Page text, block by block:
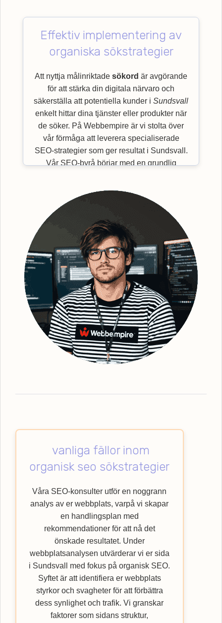
Effektiv implementering av
organiska sökstrategier
Att nyttja målinriktade sökord är avgörande
för att stärka din digitala närvaro och
säkerställa att potentiella kunder i Sundsvall
enkelt hittar dina tjänster eller produkter när
de söker. På Webbempire är vi stolta över
vår förmåga att leverera specialiserade
SEO-strategier som ger resultat i Sundsvall.
Vår SEO-byrå börjar med en grundlig
Genom en effektiv implementering av
organiska sökstrategier, säkerställer vi en
bättre synlighet för din webbplats. Efter
grundlig analys och identifiering av
strategiska sökord, optimerar vi din
webbplats - från text till struktur och
metadata. Detta gör att vi kan förbättra din
webbplats ranking och därmed också den
övergripande platsbaserade synligheten. Vi
ser till att erbjuda den mest effektiva
organiska SEO-tjänsten, oavsett vilka
lösningar du behöver. Webbempire
optimerar er digitala marknadsföring så att
din verksamhet står som ledande i SE-
med att lyfta din verksamhet till nya höjder
genom att nyttja vår specialistkompetens
inom SEO. Upptäck hur Webbempire kan
förbättra din webbplats ranking och nå ut till
en bredare kundkrets med vårSEO
vanliga fällor inom
organisk seo sökstrategier
Våra SEO-konsulter utför en noggrann
analys av er webbplats, varpå vi skapar
en handlingsplan med
rekommendationer för att nå det
önskade resultatet. Under
webbplatsanalysen utvärderar vi er sida
i Sundsvall med fokus på organisk SEO.
Syftet är att identifiera er webbplats
styrkor och svagheter för att förbättra
dess synlighet och trafik. Vi granskar
faktorer som sidans struktur,